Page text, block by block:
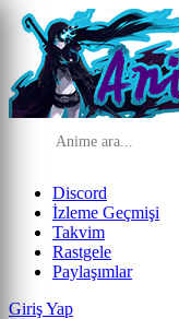
Discord
İzleme Geçmişi
Takvim
Rastgele
Paylaşımlar
Giriş Yap